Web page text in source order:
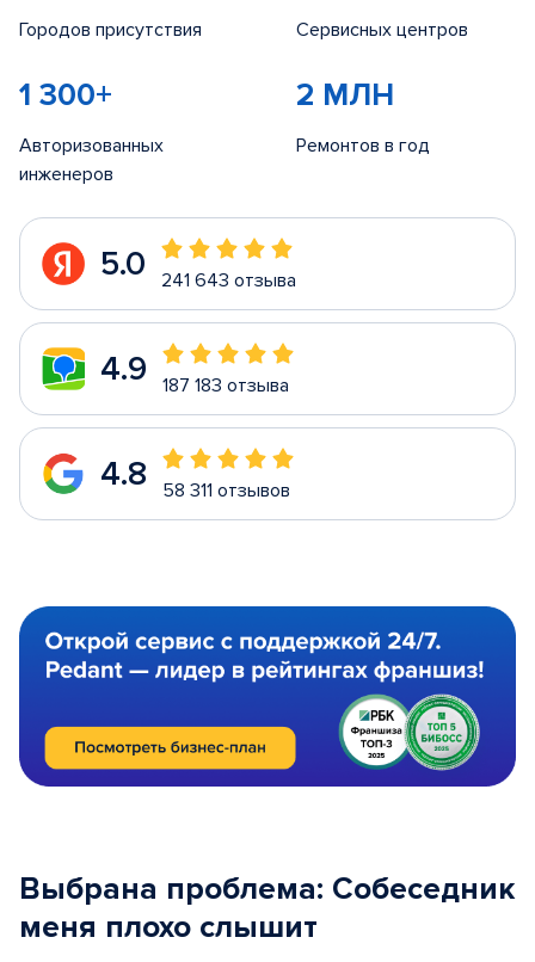
Городов присутствия Сервисных центров
1 300+
Авторизованных
инженеров
2 МЛН
Ремонтов в год
5.0 241 643 отзыва
4.9 187 183 отзыва
4.8 58 311 отзывов
Выбрана проблема: Собеседник
меня плохо слышит